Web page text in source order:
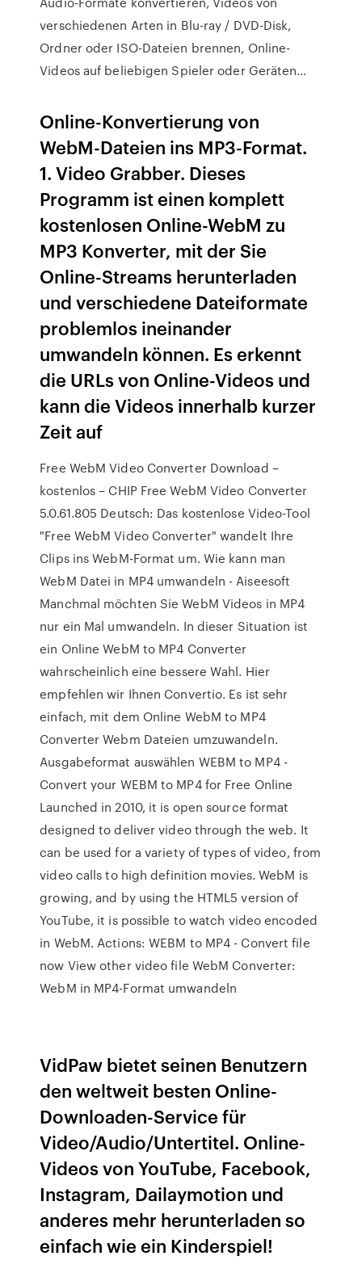
verschiedenen Arten in Blu-ray / DVD-Disk,
Ordner oder ISO-Dateien brennen, Online-
Videos auf beliebigen Spieler oder Geräten…
Online-Konvertierung von
WebM-Dateien ins MP3-Format.
1. Video Grabber. Dieses
Programm ist einen komplett
kostenlosen Online-WebM zu
MP3 Konverter, mit der Sie
Online-Streams herunterladen
und verschiedene Dateiformate
problemlos ineinander
umwandeln können. Es erkennt
die URLs von Online-Videos und
kann die Videos innerhalb kurzer
Zeit auf
Free WebM Video Converter Download –
kostenlos – CHIP Free WebM Video Converter
5.0.61.805 Deutsch: Das kostenlose Video-Tool
"Free WebM Video Converter" wandelt Ihre
Clips ins WebM-Format um. Wie kann man
WebM Datei in MP4 umwandeln - Aiseesoft
Manchmal möchten Sie WebM Videos in MP4
nur ein Mal umwandeln. In dieser Situation ist
ein Online WebM to MP4 Converter
wahrscheinlich eine bessere Wahl. Hier
empfehlen wir Ihnen Convertio. Es ist sehr
einfach, mit dem Online WebM to MP4
Converter Webm Dateien umzuwandeln.
Ausgabeformat auswählen WEBM to MP4 -
Convert your WEBM to MP4 for Free Online
Launched in 2010, it is open source format
designed to deliver video through the web. It
can be used for a variety of types of video, from
video calls to high definition movies. WebM is
growing, and by using the HTML5 version of
YouTube, it is possible to watch video encoded
in WebM. Actions: WEBM to MP4 - Convert file
now View other video file WebM Converter:
WebM in MP4-Format umwandeln
VidPaw bietet seinen Benutzern
den weltweit besten Online-
Downloaden-Service für
Video/Audio/Untertitel. Online-
Videos von YouTube, Facebook,
Instagram, Dailaymotion und
anderes mehr herunterladen so
einfach wie ein Kinderspiel!